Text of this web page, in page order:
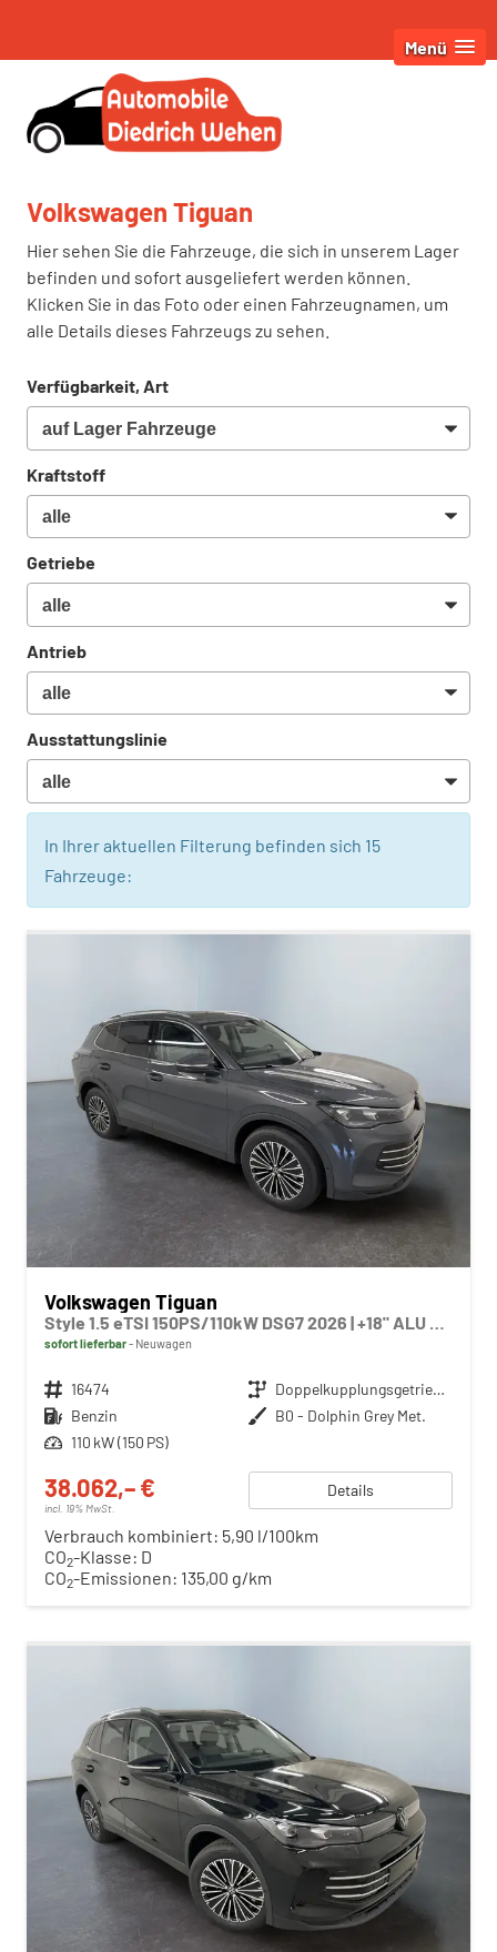
Menü
Volkswagen Tiguan
Hier sehen Sie die Fahrzeuge, die sich in unserem Lager
befinden und sofort ausgeliefert werden können.
Klicken Sie in das Foto oder einen Fahrzeugnamen, um
alle Details dieses Fahrzeugs zu sehen.
Verfügbarkeit, Art
Kraftstoff
Getriebe
Antrieb
Ausstattungslinie
In Ihrer aktuellen Filterung befinden sich 15
Fahrzeuge:
Volkswagen Tiguan
Style 1.5 eTSI 150PS/110kW DSG7 2026 | +18" ALU +360-AreaView +HuD +Car2X +TravelAssist
sofort lieferbar Neuwagen
Fahrzeugnr. 16474 Getriebe
Doppelkupplungsgetriebe (DSG)
Kraftstoff Benzin Außenfarbe B0 - Dolphin Grey Met.
Leistung 110 kW (150 PS)
38.062,– €
incl. 19% MwSt.
Details
Verbrauch kombiniert: 5,90 l/100km
CO2-Klasse: D
CO2-Emissionen: 135,00 g/km